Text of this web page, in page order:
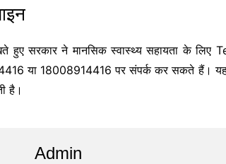
हुए सरकार ने मानसिक स्वास्थ्य सहायता के लिए
या 18008914416 पर संपर्क कर सकते हैं। यह
है।
Admin